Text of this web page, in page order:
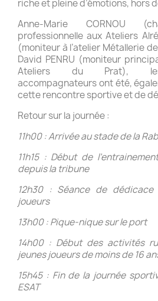
riche et pleine d’émotions, hors
Anne-Marie CORNOU
professionnelle aux Ateliers
(moniteur à l’atelier Métallerie
David PENRU (moniteur
Ateliers du Prat), les
accompagnateurs ont été,
cette rencontre sportive et de
Retour sur la journée :
11h00 : Arrivée au stade de la
11h15 : Début de
depuis la tribune
12h30 : Séance de
joueurs
13h00 : Pique-nique sur le port
14h00 : Début des activités
jeunes joueurs de moins de 16
15h45 : Fin de la journée
ESAT